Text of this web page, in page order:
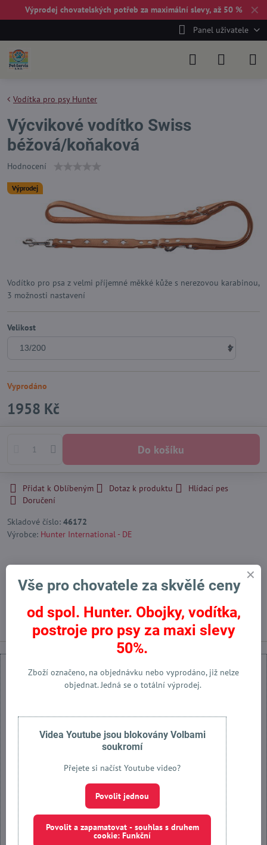
✕
Výprodej chovatelských potřeb za maximální slevy, až 50 %
Panel uživatele
Výprodej
Vodítka pro psy Hunter
Výcvikové vodítko Swiss
béžová/koňaková
Hodnocení
Vodítko pro psa z velmi příjemné měkké kůže s nerezovou karabinou,
3 možnosti nastavení
Velikost
Vyprodáno
1958 Kč
Do košíku
Přidat k Oblíbeným Dotaz k produktu
Hlídací pes
Doručení
Skladové číslo: 46172
Výrobce: Hunter International - DE
Twitter Bluesky Pinterest LinkedInWhatsApp
mail
Předchozí produkt Následující produkt
Externí obsah je blokován Volbami soukromí
Přejete si načíst externí obsah?
Povolit jednou
Povolit a zapamatovat - souhlas s druhem cookie: Funkční
Otevřít obsah v novém okně
Vše pro chovatele za skvělé ceny
od spol. Hunter. Obojky, vodítka,
postroje pro psy za maxi slevy
50%.
Zboží označeno, na objednávku nebo vyprodáno, již nelze
objednat. Jedná se o totální výprodej.
Videa Youtube jsou blokovány Volbami
soukromí
Přejete si načíst Youtube video?
Povolit jednou
Povolit a zapamatovat - souhlas s druhem
cookie: Funkční